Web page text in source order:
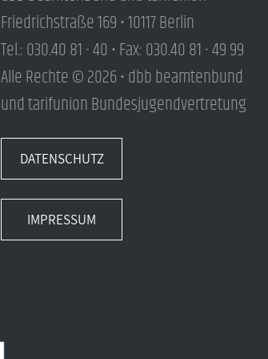
Friedrichstraße 169 • 10117 Berlin
Tel.: 030.40 81 - 40 • Fax: 030.40 81 - 49 99
Alle Rechte © 2026 • dbb beamtenbund
und tarifunion Bundesjugendvertretung
DATENSCHUTZ
IMPRESSUM